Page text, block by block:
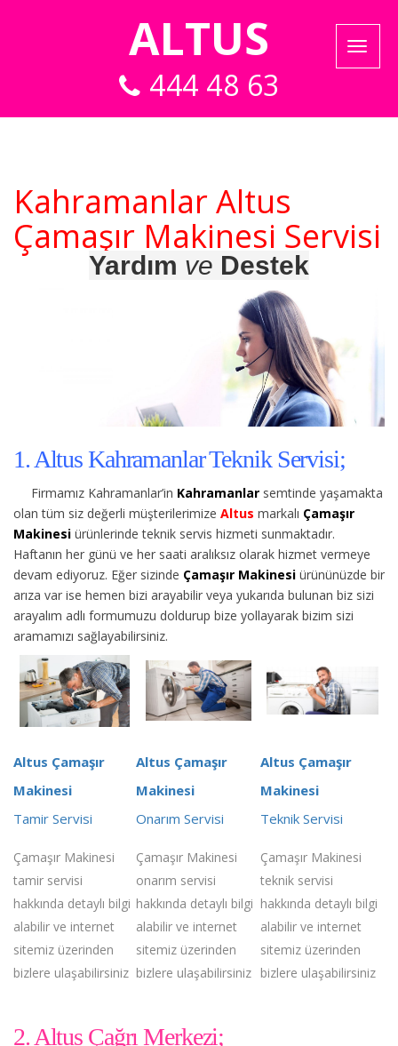
ALTUS
444 48 63
Kahramanlar Altus
Çamaşır Makinesi Servisi
Yardım ve Destek
1. Altus Kahramanlar Teknik Servisi;
Firmamız Kahramanlar’in Kahramanlar semtinde yaşamakta
olan tüm siz değerli müşterilerimize Altus markalı Çamaşır
Makinesi ürünlerinde teknik servis hizmeti sunmaktadır.
Haftanın her günü ve her saati aralıksız olarak hizmet vermeye
devam ediyoruz. Eğer sizinde Çamaşır Makinesi ürününüzde bir
arıza var ise hemen bizi arayabilir veya yukarıda bulunan biz sizi
arayalım adlı formumuzu doldurup bize yollayarak bizim sizi
aramamızı sağlayabilirsiniz.
Altus Çamaşır
Makinesi
Tamir Servisi
Çamaşır Makinesi
tamir servisi
hakkında detaylı bilgi
alabilir ve internet
sitemiz üzerinden
bizlere ulaşabilirsiniz
Altus Çamaşır
Makinesi
Onarım Servisi
Çamaşır Makinesi
onarım servisi
hakkında detaylı bilgi
alabilir ve internet
sitemiz üzerinden
bizlere ulaşabilirsiniz
Altus Çamaşır
Makinesi
Teknik Servisi
Çamaşır Makinesi
teknik servisi
hakkında detaylı bilgi
alabilir ve internet
sitemiz üzerinden
bizlere ulaşabilirsiniz
2. Altus Çağrı Merkezi;